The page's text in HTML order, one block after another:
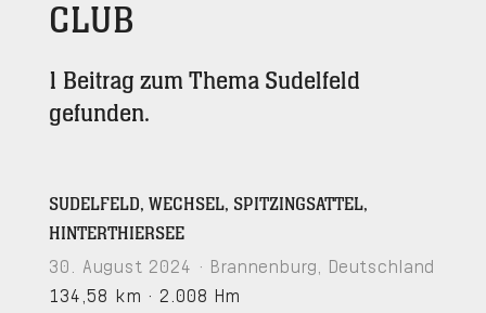
CLUB
1 Beitrag zum Thema Sudelfeld
gefunden.
SUDELFELD, WECHSEL, SPITZINGSATTEL,
HINTERTHIERSEE
30. August 2024 · Brannenburg, Deutschland
134,58 km · 2.008 Hm